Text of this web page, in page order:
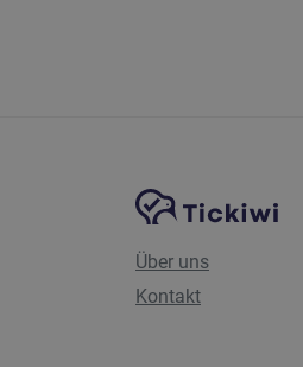
Website-
Über uns
Kontakt